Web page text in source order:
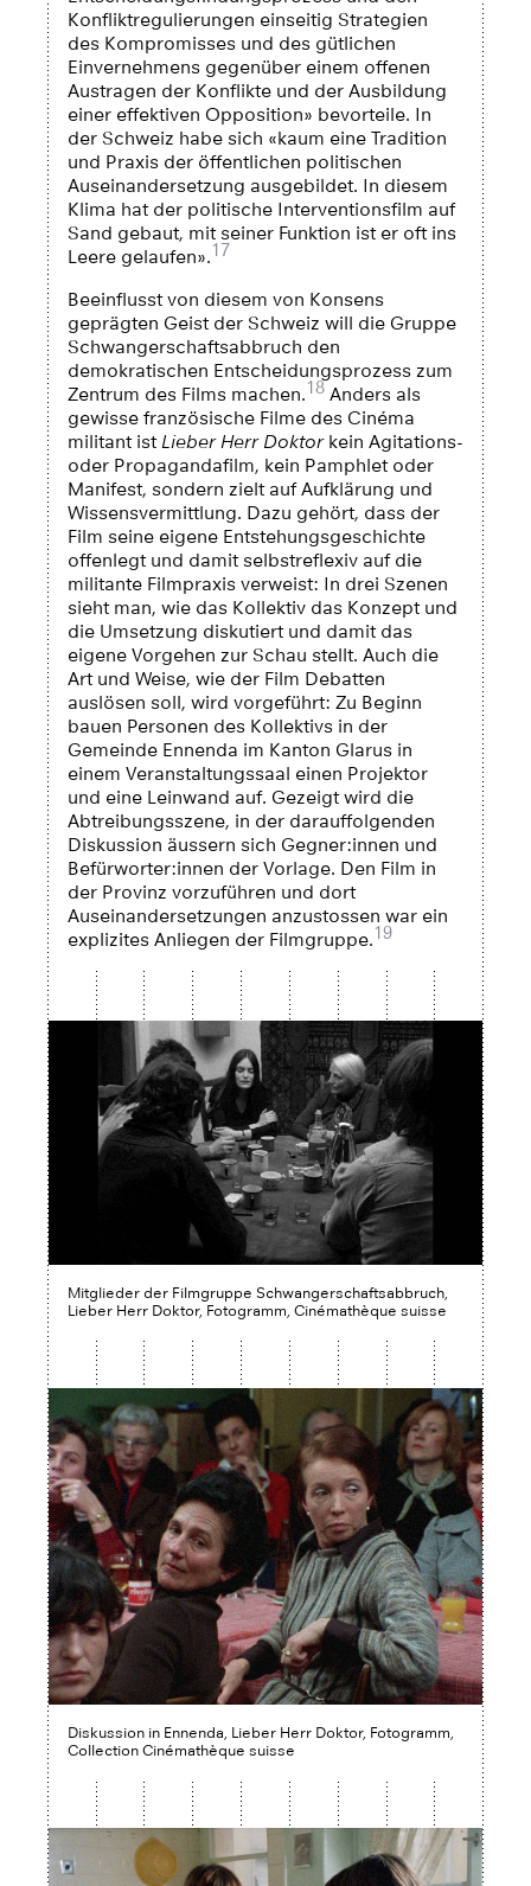
Konfliktregulierungen einseitig Strategien
des Kompromisses und des gütlichen
Einvernehmens gegenüber einem offenen
Austragen der Konflikte und der Ausbildung
einer effektiven Opposition» bevorteile. In
der Schweiz habe sich «kaum eine Tradition
und Praxis der öffentlichen politischen
Auseinandersetzung ausgebildet. In diesem
Klima hat der politische Interventionsfilm auf
Sand gebaut, mit seiner Funktion ist er oft ins
Leere gelaufen».17
Beeinflusst von diesem von Konsens
geprägten Geist der Schweiz will die Gruppe
Schwangerschaftsabbruch den
demokratischen Entscheidungsprozess zum
Zentrum des Films machen.18Anders als
gewisse französische Filme des Cinéma
militant istLieber Herr Doktorkein Agitations-
oder Propagandafilm, kein Pamphlet oder
Manifest, sondern zielt auf Aufklärung und
Wissensvermittlung. Dazu gehört, dass der
Film seine eigene Entstehungsgeschichte
offenlegt und damit selbstreflexiv auf die
militante Filmpraxis verweist: In drei Szenen
sieht man, wie das Kollektiv das Konzept und
die Umsetzung diskutiert und damit das
eigene Vorgehen zur Schau stellt. Auch die
Art und Weise, wie der Film Debatten
auslösen soll, wird vorgeführt: Zu Beginn
bauen Personen des Kollektivs in der
Gemeinde Ennenda im Kanton Glarus in
einem Veranstaltungssaal einen Projektor
und eine Leinwand auf. Gezeigt wird die
Abtreibungsszene, in der darauffolgenden
Diskussion äussern sich Gegner:innen und
Befürworter:innen der Vorlage. Den Film in
der Provinz vorzuführen und dort
Auseinandersetzungen anzustossen war ein
explizites Anliegen der Filmgruppe.19
Mitglieder der Filmgruppe Schwangerschaftsabbruch,
Lieber Herr Doktor, Fotogramm, Cinémathèque suisse
Diskussion in Ennenda, Lieber Herr Doktor, Fotogramm,
Collection Cinémathèque suisse